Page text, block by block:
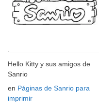
Hello Kitty y sus amigos de
Sanrio
en Páginas de Sanrio para
imprimir